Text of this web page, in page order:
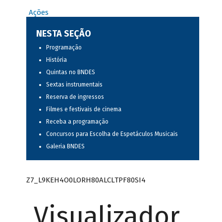
Ações
NESTA SEÇÃO
Programação
História
Quintas no BNDES
Sextas instrumentais
Reserva de ingressos
Filmes e festivais de cinema
Receba a programação
Concursos para Escolha de Espetáculos Musicais
Galeria BNDES
Z7_L9KEH4O0LORH80ALCLTPF80SI4